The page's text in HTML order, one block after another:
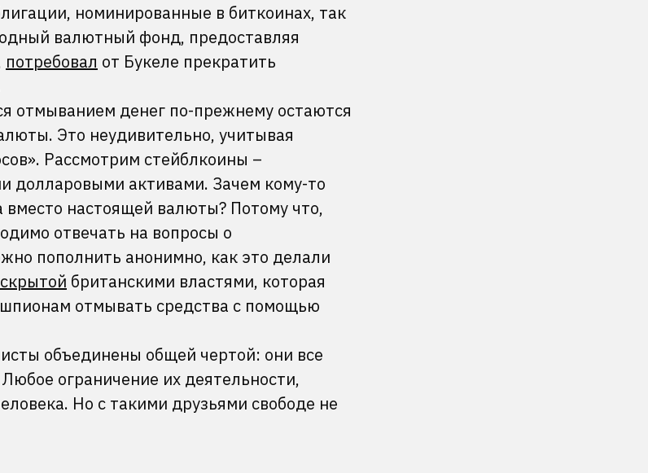
номинированные в биткоинах, так
валютный фонд, предоставляя
потребовал от Букеле прекратить
отмыванием денег по-прежнему остаются
Это неудивительно, учитывая
Рассмотрим стейблкоины –
долларовыми активами. Зачем кому-то
вместо настоящей валюты? Потому что,
отвечать на вопросы о
пополнить анонимно, как это делали
британскими властями, которая
отмывать средства с помощью
объединены общей чертой: они все
ограничение их деятельности,
Но с такими друзьями свободе не